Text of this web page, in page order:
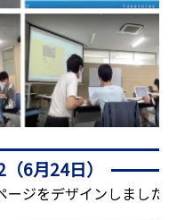
6月24日）
ージをデザインしました